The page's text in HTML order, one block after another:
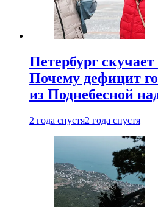
Петербург
Почему дефицит
из Поднебесной
2 года спустя2 года спустя